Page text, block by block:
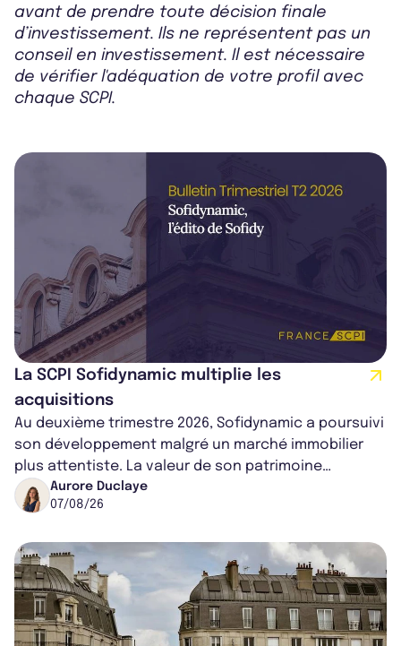
avant de prendre toute décision finale
d’investissement. Ils ne représentent pas un
conseil en investissement. Il est nécessaire
de vérifier l'adéquation de votre profil avec
chaque SCPI.
La SCPI Sofidynamic multiplie les
acquisitions
Au deuxième trimestre 2026, Sofidynamic a poursuivi
son développement malgré un marché immobilier
plus attentiste. La valeur de son patrimoine
progresse de 3,8% à périmètre constan...
Aurore Duclaye
07/08/26